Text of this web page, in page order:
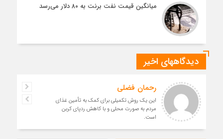
میانگین قیمت نفت برنت به ۸۰ دلار می‌رسد
دیدگاههای اخیر
رحمان فضلی
این یک روش تکمیلی برای کمک به تأمین غذای
مردم به صورت محلی و با کاهش ردپای کربن
است.